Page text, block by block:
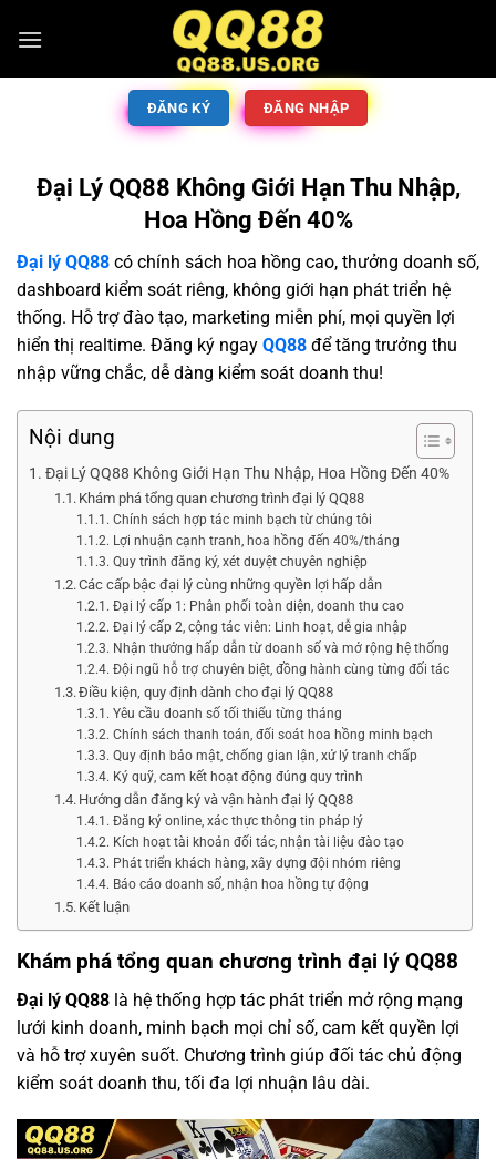
ĐĂNG KÝ ĐĂNG NHẬP
Đại Lý QQ88 Không Giới Hạn Thu Nhập,
Hoa Hồng Đến 40%
Đại lý QQ88 có chính sách hoa hồng cao, thưởng doanh số,
dashboard kiểm soát riêng, không giới hạn phát triển hệ
thống. Hỗ trợ đào tạo, marketing miễn phí, mọi quyền lợi
hiển thị realtime. Đăng ký ngay QQ88 để tăng trưởng thu
nhập vững chắc, dễ dàng kiểm soát doanh thu!
Nội dung
Đại Lý QQ88 Không Giới Hạn Thu Nhập, Hoa Hồng Đến 40%
Khám phá tổng quan chương trình đại lý QQ88
Chính sách hợp tác minh bạch từ chúng tôi
Lợi nhuận cạnh tranh, hoa hồng đến 40%/tháng
Quy trình đăng ký, xét duyệt chuyên nghiệp
Các cấp bậc đại lý cùng những quyền lợi hấp dẫn
Đại lý cấp 1: Phân phối toàn diện, doanh thu cao
Đại lý cấp 2, cộng tác viên: Linh hoạt, dễ gia nhập
Nhận thưởng hấp dẫn từ doanh số và mở rộng hệ thống
Đội ngũ hỗ trợ chuyên biệt, đồng hành cùng từng đối tác
Điều kiện, quy định dành cho đại lý QQ88
Yêu cầu doanh số tối thiểu từng tháng
Chính sách thanh toán, đối soát hoa hồng minh bạch
Quy định bảo mật, chống gian lận, xử lý tranh chấp
Ký quỹ, cam kết hoạt động đúng quy trình
Hướng dẫn đăng ký và vận hành đại lý QQ88
Đăng ký online, xác thực thông tin pháp lý
Kích hoạt tài khoản đối tác, nhận tài liệu đào tạo
Phát triển khách hàng, xây dựng đội nhóm riêng
Báo cáo doanh số, nhận hoa hồng tự động
Kết luận
Khám phá tổng quan chương trình đại lý QQ88
Đại lý QQ88 là hệ thống hợp tác phát triển mở rộng mạng
lưới kinh doanh, minh bạch mọi chỉ số, cam kết quyền lợi
và hỗ trợ xuyên suốt. Chương trình giúp đối tác chủ động
kiểm soát doanh thu, tối đa lợi nhuận lâu dài.